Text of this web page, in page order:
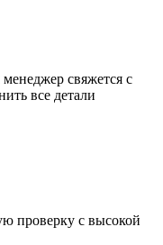
свяжется с
все детали
проверку с высокой